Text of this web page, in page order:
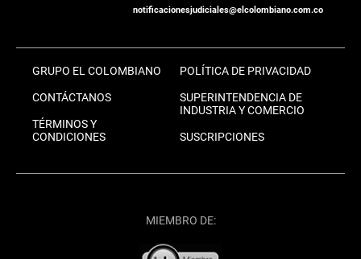
notificacionesjudiciales@elcolombiano.com.co
GRUPO EL COLOMBIANO
CONTÁCTANOS
TÉRMINOS Y
CONDICIONES
POLÍTICA DE PRIVACIDAD
SUPERINTENDENCIA DE
INDUSTRIA Y COMERCIO
SUSCRIPCIONES
MIEMBRO DE: